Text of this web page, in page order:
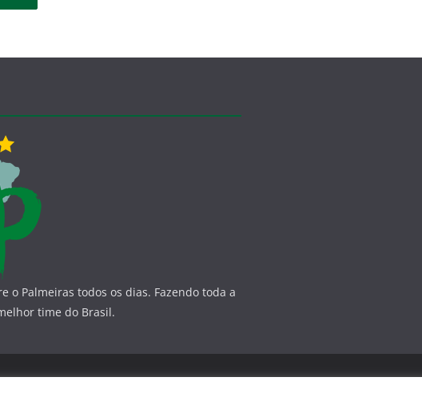
o Palmeiras todos os dias. Fazendo toda a
time do Brasil.